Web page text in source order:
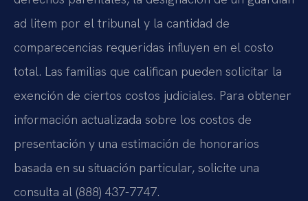
ad litem por el tribunal y la cantidad de
comparecencias requeridas influyen en el costo
total. Las familias que califican pueden solicitar la
exención de ciertos costos judiciales. Para obtener
información actualizada sobre los costos de
presentación y una estimación de honorarios
basada en su situación particular, solicite una
consulta al (888) 437-7747.